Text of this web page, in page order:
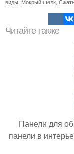
Читайте также
Панели для
панели в